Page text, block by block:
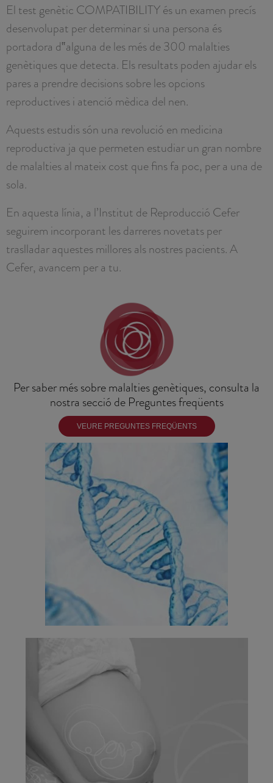
El test genètic COMPATIBILITY és un examen precís
desenvolupat per determinar si una persona és
portadora d‟alguna de les més de 300 malalties
genètiques que detecta. Els resultats poden ajudar els
pares a prendre decisions sobre les opcions
reproductives i atenció mèdica del nen.
Aquests estudis són una revolució en medicina
reproductiva ja que permeten estudiar un gran nombre
de malalties al mateix cost que fins fa poc, per a una de
sola.
En aquesta línia, a l’Institut de Reproducció Cefer
seguirem incorporant les darreres novetats per
traslladar aquestes millores als nostres pacients. A
Cefer, avancem per a tu.
Per saber més sobre malalties genètiques, consulta la
nostra secció de Preguntes freqüents
VEURE PREGUNTES FREQÜENTS